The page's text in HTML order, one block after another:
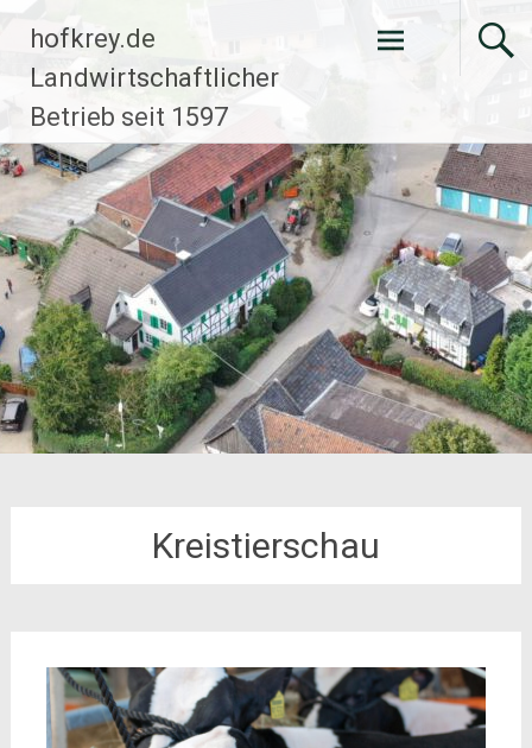
Zum
Inhalt
springen
hofkrey.de
Landwirtschaftlicher
Betrieb seit 1597
Kreistierschau